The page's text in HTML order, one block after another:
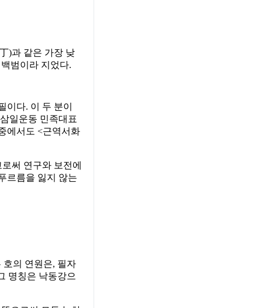
)과 같은 가장 낮
범이라 지었다.
다. 이 두 분이
일운동 민족대표
에서도 <근역서화
써 연구와 보전에
르름을 잃지 않는
호의 연원은, 필자
명칭은 낙동강으